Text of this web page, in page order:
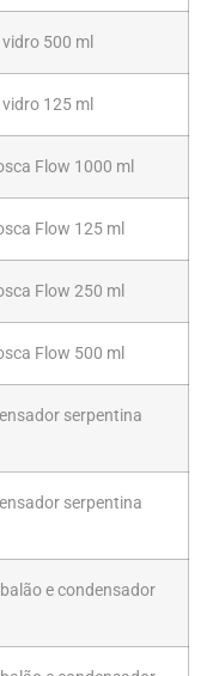
500 ml
125 ml
Flow 1000 ml
Flow 125 ml
Flow 250 ml
Flow 500 ml
serpentina
serpentina
e condensador